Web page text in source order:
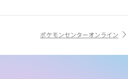
ポケモンセンターオンライン